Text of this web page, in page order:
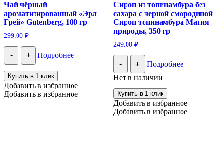
Чай чёрный
ароматизированный «Эрл
Грей» Gutenberg, 100 гр
299.00 ₽
- + Подробнее
Купить в 1 клик
Добавить в избранное
Добавить в избранное
Сироп из топинамбура без
сахара с черной смородиной
Сироп топинамбура Магия
природы, 350 гр
249.00 ₽
- +
Подробнее
Нет в наличии
Купить в 1 клик
Добавить в избранное
Добавить в избранное